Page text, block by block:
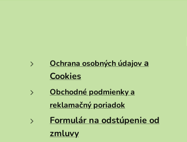
Ochrana osobných údajov a
Cookies
Obchodné podmienky a
reklamačný poriadok
Formulár na odstúpenie od
zmluvy